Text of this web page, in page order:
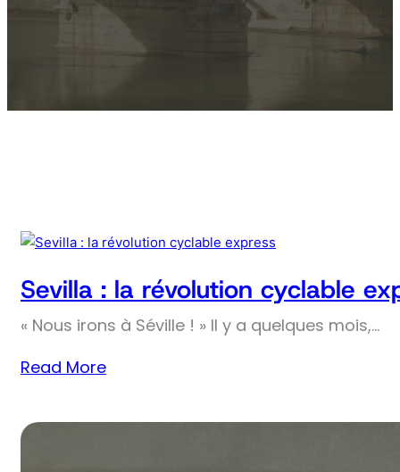
Sevilla : la révolution cyclable
« Nous irons à Séville ! » Il y a quelques mois,…
Read More